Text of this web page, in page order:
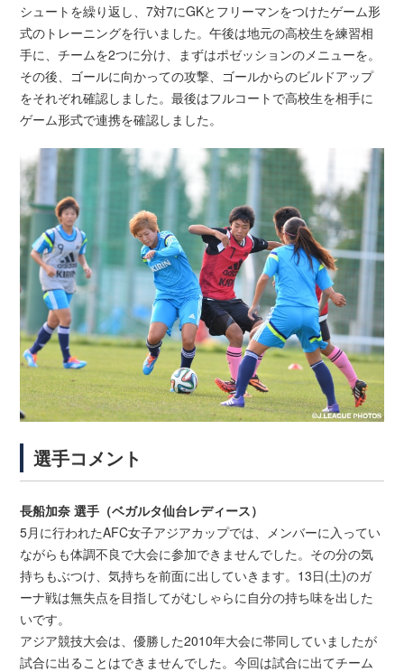
シュートを繰り返し、7対7にGKとフリーマンをつけたゲーム形
式のトレーニングを行いました。午後は地元の高校生を練習相
手に、チームを2つに分け、まずはポゼッションのメニューを。
その後、ゴールに向かっての攻撃、ゴールからのビルドアップ
をそれぞれ確認しました。最後はフルコートで高校生を相手に
ゲーム形式で連携を確認しました。
選手コメント
長船加奈 選手（ベガルタ仙台レディース）
5月に行われたAFC女子アジアカップでは、メンバーに入ってい
ながらも体調不良で大会に参加できませんでした。その分の気
持ちもぶつけ、気持ちを前面に出していきます。13日(土)のガ
ーナ戦は無失点を目指してがむしゃらに自分の持ち味を出した
いです。
アジア競技大会は、優勝した2010年大会に帯同していましたが
試合に出ることはできませんでした。今回は試合に出てチーム